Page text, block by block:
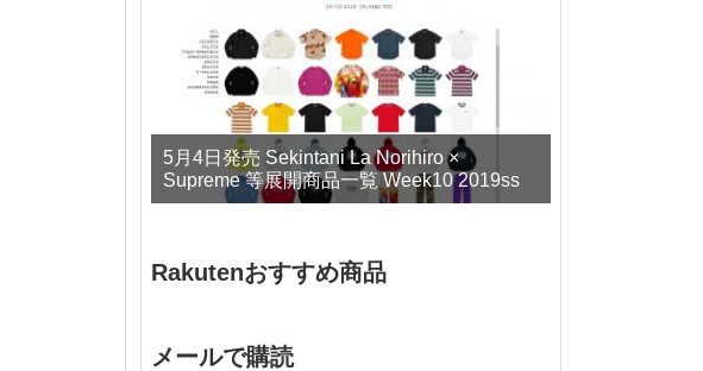
5月4日発売 Sekintani La Norihiro ×
Supreme 等展開商品一覧 Week10 2019ss
Rakutenおすすめ商品
メールで購読